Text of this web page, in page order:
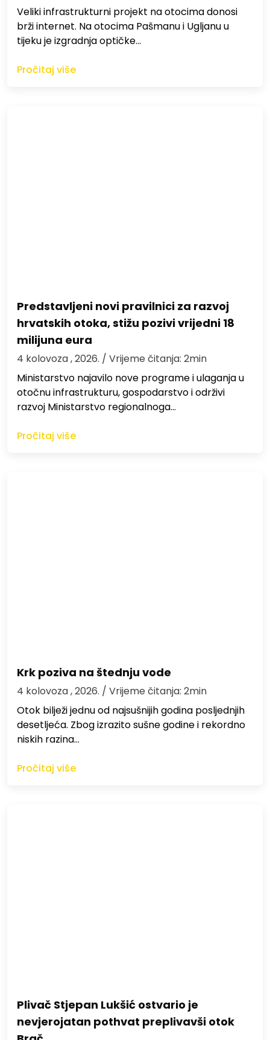
Veliki infrastrukturni projekt na otocima donosi
brži internet. Na otocima Pašmanu i Ugljanu u
tijeku je izgradnja optičke…
Pročitaj više
Predstavljeni novi pravilnici za razvoj
hrvatskih otoka, stižu pozivi vrijedni 18
milijuna eura
4 kolovoza , 2026. / Vrijeme čitanja: 2min
Ministarstvo najavilo nove programe i ulaganja u
otočnu infrastrukturu, gospodarstvo i održivi
razvoj Ministarstvo regionalnoga…
Pročitaj više
Krk poziva na štednju vode
4 kolovoza , 2026. / Vrijeme čitanja: 2min
Otok bilježi jednu od najsušnijih godina posljednjih
desetljeća. Zbog izrazito sušne godine i rekordno
niskih razina…
Pročitaj više
Plivač Stjepan Lukšić ostvario je
nevjerojatan pothvat preplivavši otok